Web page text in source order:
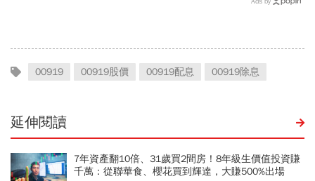
00919 00919股價 00919配息 00919除息
延伸閱讀
7年資產翻10倍、31歲買2間房！8年級生價值投資賺
千萬：從聯華食、櫻花買到輝達，大賺500%出場